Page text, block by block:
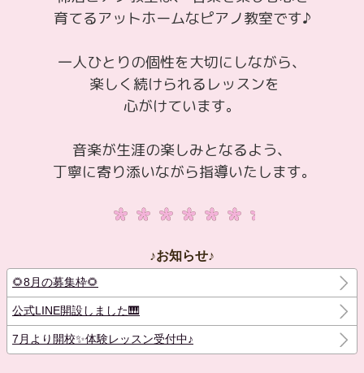
育てるアットホームなピアノ教室です♪
一人ひとりの個性を大切にしながら、
楽しく続けられるレッスンを
心がけています。
音楽が生涯の楽しみとなるよう、
丁寧に寄り添いながら指導いたします。
♪お知らせ♪
🌻8月の募集枠🌻
公式LINE開設しました🎹
7月より開校✨体験レッスン受付中♪